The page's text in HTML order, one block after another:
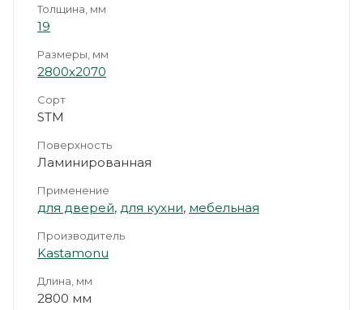
Толщина, мм
19
Размеры, мм
2800х2070
Сорт
STМ
Поверхность
Ламинированная
Применение
для дверей, для кухни, мебельная
Производитель
Kastamonu
Длина, мм
2800 мм